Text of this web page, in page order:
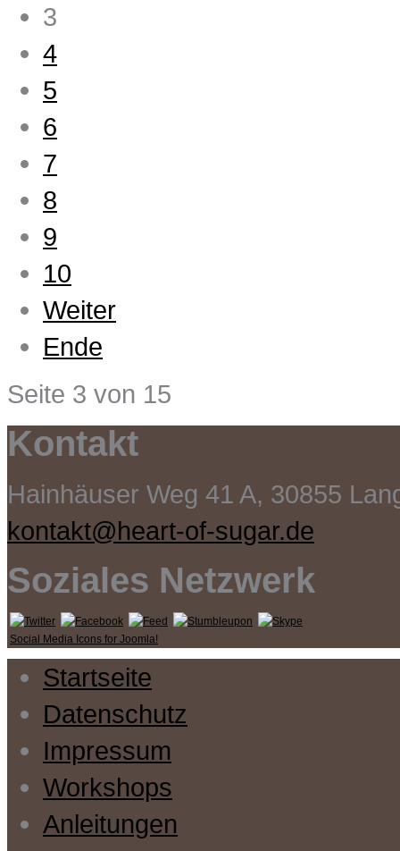
3
4
5
6
7
8
9
10
Weiter
Ende
Seite 3 von 15
Kontakt
Hainhäuser Weg 41 A, 30855
kontakt@heart-of-sugar.de
Soziales Netzwerk
Social Media Icons for Joomla!
Startseite
Datenschutz
Impressum
Workshops
Anleitungen